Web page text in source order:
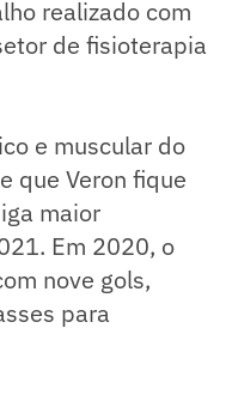
realizado com
de fisioterapia
e muscular do
que Veron fique
maior
Em 2020, o
nove gols,
para